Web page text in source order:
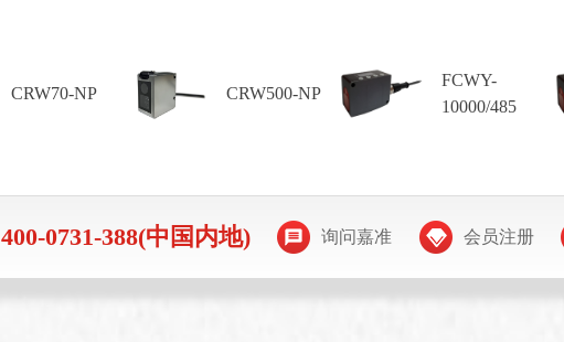
CRW70-NP CRW500-NP
FCWY-
10000/485
400-0731-388(中国内地) 询问嘉准 会员注册